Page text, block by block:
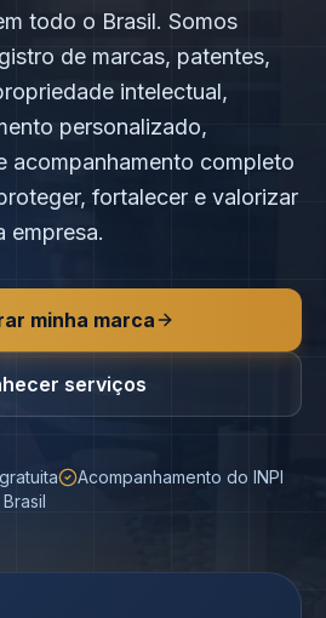
todo o Brasil. Somos
de marcas, patentes,
intelectual,
personalizado,
acompanhamento completo
fortalecer e valorizar
empresa.
minha marca
serviços
Acompanhamento do INPI